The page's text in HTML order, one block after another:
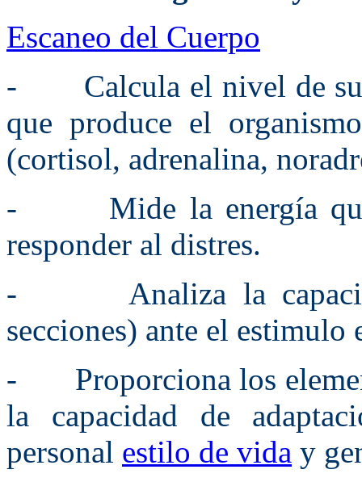
Escaneo del Cuerpo
- Calcula el nivel de
que produce el
(cortisol, adrenalina,
- Mide la energía que
responder al distres.
- Analiza la
secciones) ante el estimulo
- Proporciona los
la capacidad de
personal estilo de vida y